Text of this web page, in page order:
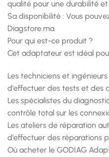
qualité pour une durabilité
Sa disponibilité : Vous
Diagstore.ma.
Pour qui est-ce produit ?
Cet adaptateur est idéal
Les techniciens et
d’effectuer des tests et des
Les spécialistes du
contrôle total sur les
Les ateliers de réparation
d’effectuer des réparations
Où acheter le GODIAG